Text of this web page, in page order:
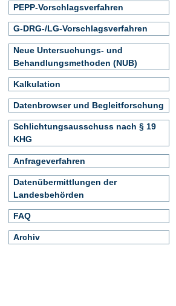
PEPP-Vorschlagsverfahren
G-DRG-/LG-Vorschlagsverfahren
Neue Untersuchungs- und
Behandlungsmethoden (NUB)
Kalkulation
Datenbrowser und Begleitforschung
Schlichtungsausschuss nach § 19
KHG
Anfrageverfahren
Datenübermittlungen der
Landesbehörden
FAQ
Archiv